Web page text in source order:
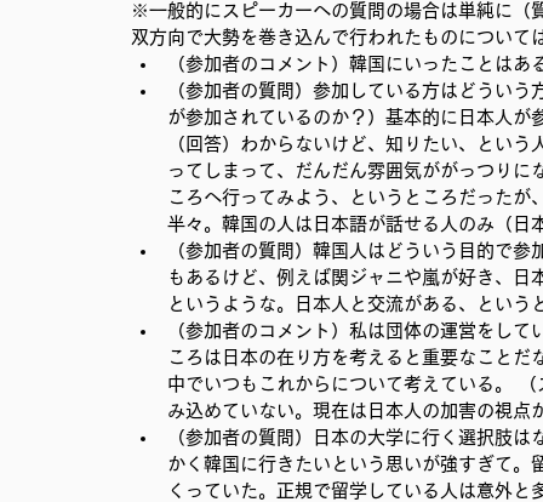
※一般的にスピーカーへの質問の場合は単純に（
双方向で大勢を巻き込んで行われたものについて
（参加者のコメント）韓国にいったことは
（参加者の質問）参加している方はどうい
が参加されているのか？）基本的に日本人が
（回答）わからないけど、知りたい、とい
ってしまって、だんだん雰囲気ががっつり
ころへ行ってみよう、というところだった
半々。韓国の人は日本語が話せる人のみ（日
（参加者の質問）韓国人はどういう目的で
もあるけど、例えば関ジャニや嵐が好き、
というような。日本人と交流がある、とい
（参加者のコメント）私は団体の運営をし
ころは日本の在り方を考えると重要なこと
中でいつもこれからについて考えている。
み込めていない。現在は日本人の加害の視
（参加者の質問）日本の大学に行く選択肢
かく韓国に行きたいという思いが強すぎて
くっていた。正規で留学している人は意外